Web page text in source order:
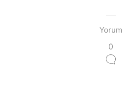
Yorum
0